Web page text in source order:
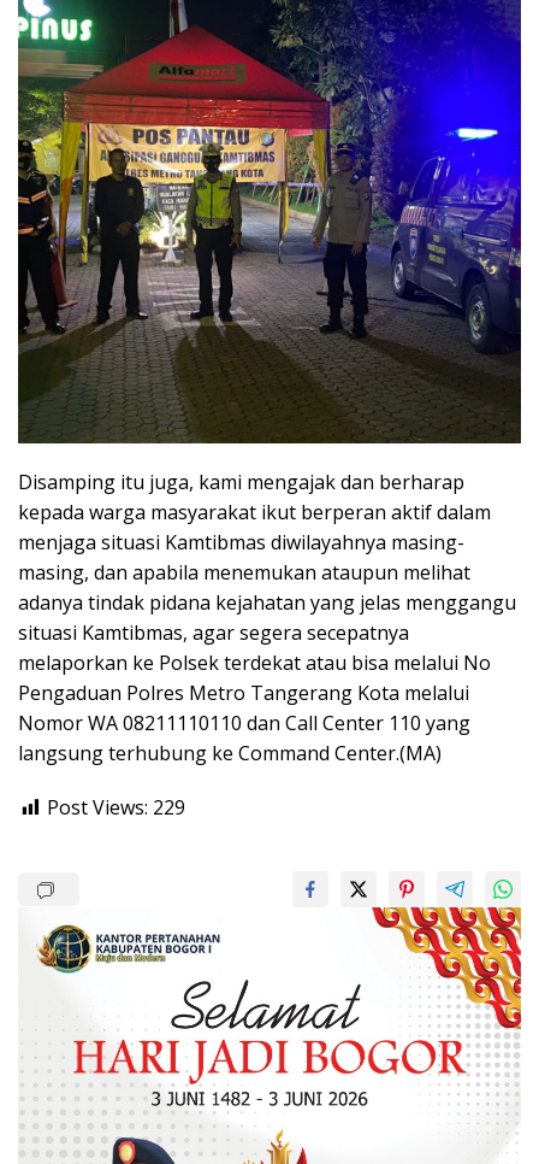
Disamping itu juga, kami mengajak dan berharap
kepada warga masyarakat ikut berperan aktif dalam
menjaga situasi Kamtibmas diwilayahnya masing-
masing, dan apabila menemukan ataupun melihat
adanya tindak pidana kejahatan yang jelas menggangu
situasi Kamtibmas, agar segera secepatnya
melaporkan ke Polsek terdekat atau bisa melalui No
Pengaduan Polres Metro Tangerang Kota melalui
Nomor WA 08211110110 dan Call Center 110 yang
langsung terhubung ke Command Center.(MA)
Post Views: 229